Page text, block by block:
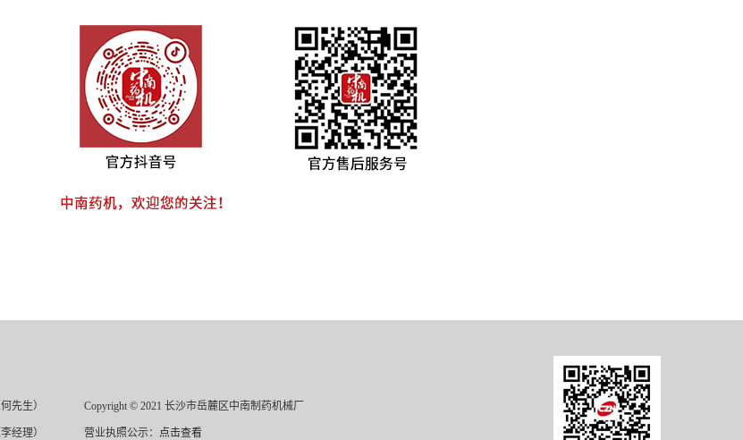
先生）
经理）
Copyright © 2021 长沙市岳麓区中南制药机械厂
营业执照公示： 点击查看